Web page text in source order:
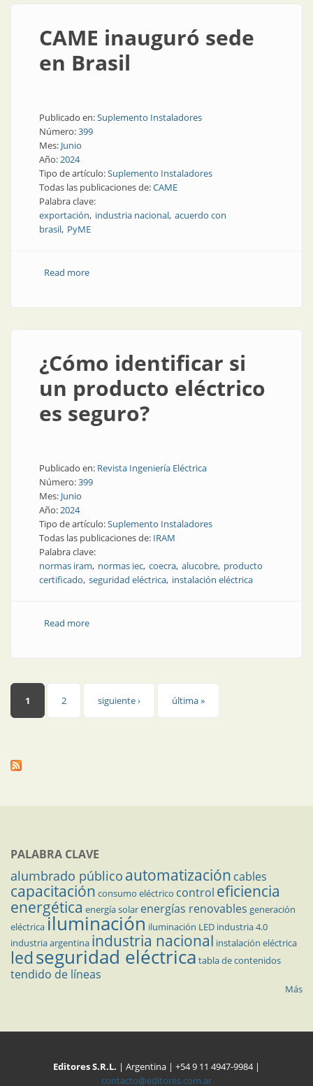
CAME inauguró sede
en Brasil
Publicado en:Suplemento Instaladores
Número:399
Mes: Junio
Año:2024
Tipo de artículo:Suplemento Instaladores
Todas las publicaciones de:CAME
Palabra clave:
exportación industria nacional acuerdo con
brasil PyME
Read moreabout CAME inauguró sede en Brasil
¿Cómo identificar si
un producto eléctrico
es seguro?
Publicado en: Revista Ingeniería Eléctrica
Número:399
Mes: Junio
Año:2024
Tipo de artículo:Suplemento Instaladores
Todas las publicaciones de: IRAM
Palabra clave:
normas iram normas iec coecra alucobre producto
certificado seguridad eléctrica instalación eléctrica
Read moreabout ¿Cómo identificar si un producto eléctrico es
Páginas
1 2 siguiente › última »
PALABRA CLAVE
alumbrado público automatización cables
capacitación consumo eléctrico control eficiencia
energética energía solar energías renovables generación
eléctricailuminación iluminación LED industria 4.0
industria argentina industria nacional instalación eléctrica
ledseguridad eléctrica tabla de contenidos
tendido de líneas
Más
Editores S.R.L. | Argentina | +54 9 11 4947-9984 |
contacto@editores.com.ar